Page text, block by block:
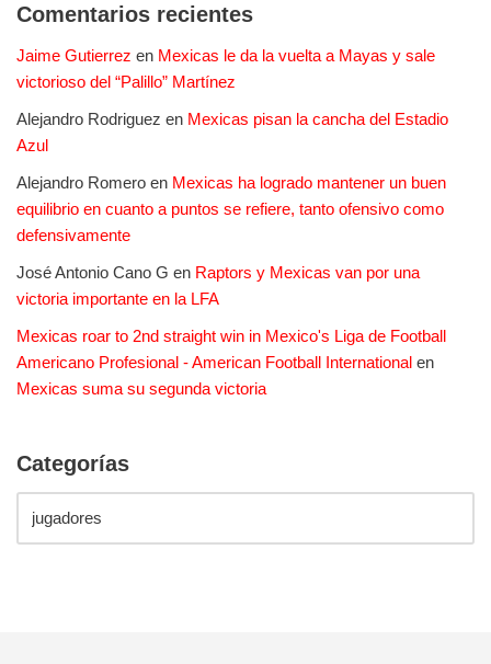
Comentarios recientes
Jaime Gutierrez en Mexicas le da la vuelta a Mayas y sale
victorioso del “Palillo” Martínez
Alejandro Rodriguez en Mexicas pisan la cancha del Estadio
Azul
Alejandro Romero en Mexicas ha logrado mantener un buen
equilibrio en cuanto a puntos se refiere, tanto ofensivo como
defensivamente
José Antonio Cano G en Raptors y Mexicas van por una
victoria importante en la LFA
Mexicas roar to 2nd straight win in Mexico's Liga de Football
Americano Profesional - American Football International en
Mexicas suma su segunda victoria
Categorías